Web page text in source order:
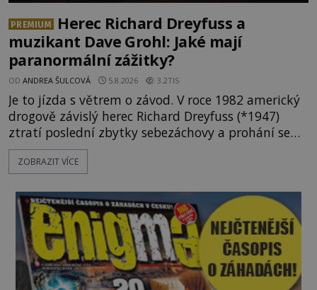
PREMIUM
Herec Richard Dreyfuss a
muzikant Dave Grohl: Jaké mají
paranormální zážitky?
OD ANDREA ŠULCOVÁ 5.8.2026 3.2TIS
Je to jízda s větrem o závod. V roce 1982 americký
drogově závislý herec Richard Dreyfuss (*1947)
ztratí poslední zbytky sebezáchovy a prohání se
po silnicích ve svém mercedesu jako utržený ze
řetězu. Vše vyvrcholí katastrofou, když to Dreyfuss
následně nalezne schovaný kokain. Tímto
momentem se slavnému
ZOBRAZIT VÍCE